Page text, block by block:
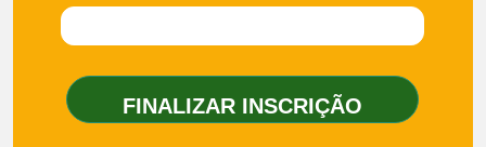
FINALIZAR INSCRIÇÃO